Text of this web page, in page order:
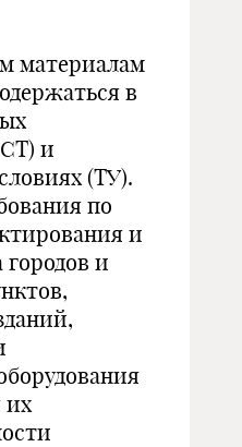
материалам
в
и
(ТУ).
по
и
городов и
их